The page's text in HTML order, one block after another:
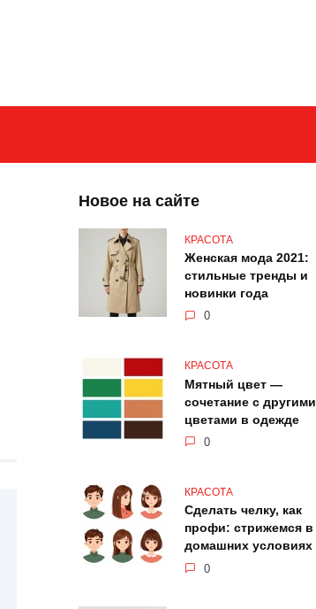
Новое на сайте
КРАСОТА
Женская мода 2021:
стильные тренды и
новинки года
0
КРАСОТА
Мятный цвет —
сочетание с другими
цветами в одежде
0
КРАСОТА
Сделать челку, как
профи: стрижемся в
домашних условиях
0